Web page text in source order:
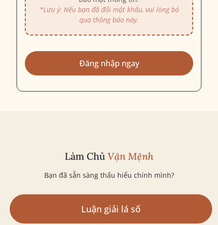
*Lưu ý: Nếu bạn đã đổi mật khẩu, vui lòng bỏ
qua thông báo này.
Đăng nhập ngay
Làm Chủ Vận Mệnh
Bạn đã sẵn sàng thấu hiểu chính mình?
Luận giải lá số